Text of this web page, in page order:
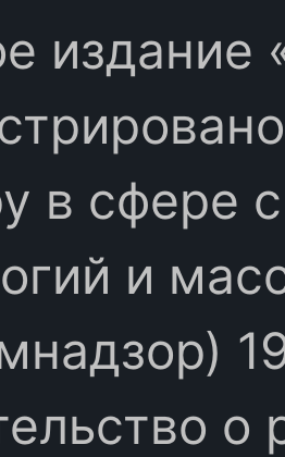
издание
в сфере
и